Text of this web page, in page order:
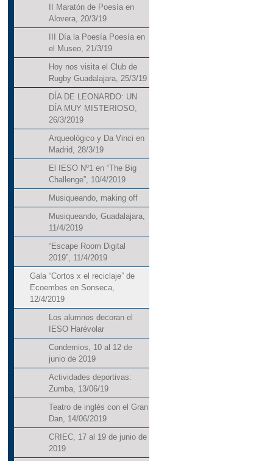
II Maratón de Poesía en
Alovera, 20/3/19
III Día la Poesía Poesía en
el Museo, 21/3/19
Hoy nos visita el Club de
Rugby Guadalajara, 25/3/19
DÍA DE LEONARDO: UN
DÍA MUY MISTERIOSO,
26/3/2019
Arqueológico y Da Vinci en
Madrid, 28/3/19
El IESO Nº1 en “The Big
Challenge”, 10/4/2019
Musiqueando, making off
Musiqueando, Guadalajara,
11/4/2019
“Escape Room Digital
2019”, 11/4/2019
Gala “Cortos x el reciclaje” de
Ecoembes en Sonseca,
12/4/2019
Los alumnos decoran el
IESO Harévolar
Condemios, 10 al 12 de
junio de 2019
Actividades deportivas:
Zumba, 13/06/19
Teatro de inglés con el Gran
Dan, 14/06/2019
CRIEC, 17 al 19 de junio de
2019